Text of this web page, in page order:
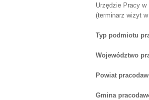
Urzędzie Pracy
(terminarz wizyt
Typ podmiotu
Województwo
Powiat
Gmina